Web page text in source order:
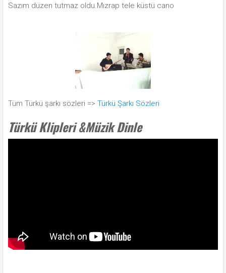
Sazım düzen tutmaz oldu.Mızrap tele küstü cano
Tüm Türkü şarkı sözleri => Türkü Şarkı Sözleri
Türkü Klipleri &Müzik Dinle